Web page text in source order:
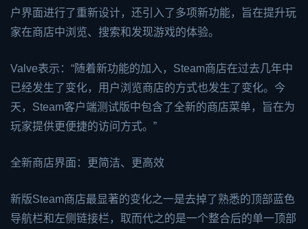
户界面进行了重新设计，还引入了多项新功能，旨在提升玩
家在商店中浏览、搜索和发现游戏的体验。
Valve表示：“随着新功能的加入，Steam商店在过去几年中
已经发生了变化，用户浏览商店的方式也发生了变化。今
天，Steam客户端测试版中包含了全新的商店菜单，旨在为
玩家提供更便捷的访问方式。”
全新商店界面：更简洁、更高效
新版Steam商店最显著的变化之一是去掉了熟悉的顶部蓝色
导航栏和左侧链接栏，取而代之的是一个整合后的单一顶部